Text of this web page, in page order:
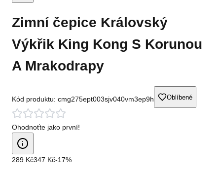
Zimní čepice Královský
Výkřik King Kong S Korunou
A Mrakodrapy
Kód produktu: cmg275ept003sjv040vm3ep9h Oblíbené
Ohodnoťte jako první!
289 Kč347 Kč-17%